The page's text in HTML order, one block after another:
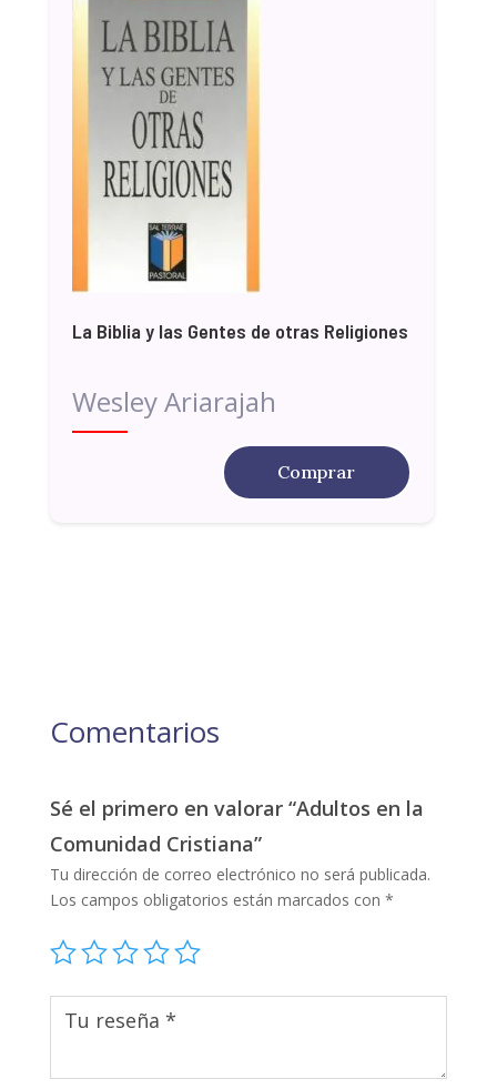
La Biblia y las Gentes de otras Religiones
Wesley Ariarajah
Comprar
Comentarios
Sé el primero en valorar “Adultos en la
Comunidad Cristiana”
Tu dirección de correo electrónico no será publicada.
Los campos obligatorios están marcados con *